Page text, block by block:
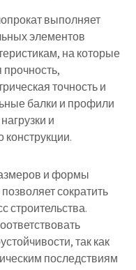
выполняет
элементов
на которые
точность и
балки и профили
и
и формы
сократить
строительства.
так как
последствиям